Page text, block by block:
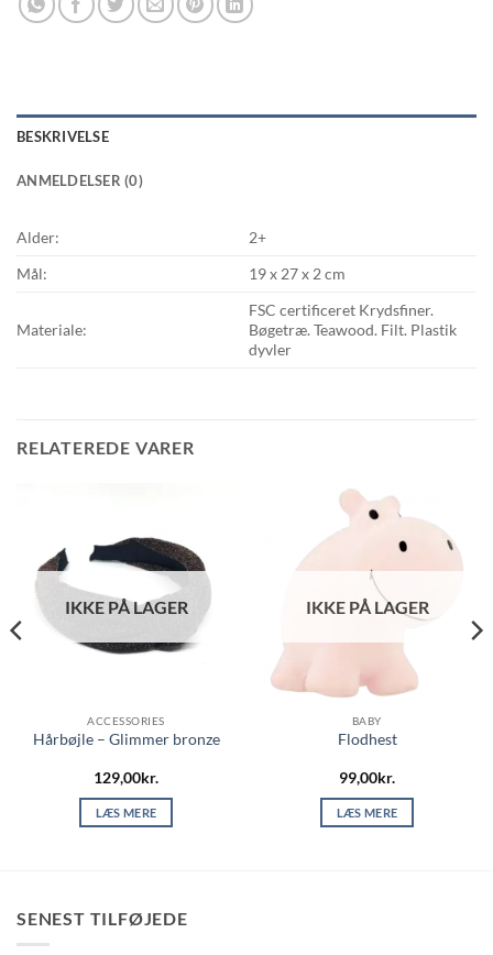
BESKRIVELSE
ANMELDELSER (0)
Alder:
2+
Mål:
19 x 27 x 2 cm
Materiale:
FSC certificeret Krydsfiner.
Bøgetræ. Teawood. Filt. Plastik
dyvler
RELATEREDE VARER
IKKE PÅ LAGER
ACCESSORIES
Hårbøjle – Glimmer bronze
129,00kr.
LÆS MERE
IKKE PÅ LAGER
BABY
Flodhest
99,00kr.
LÆS MERE
SENEST TILFØJEDE